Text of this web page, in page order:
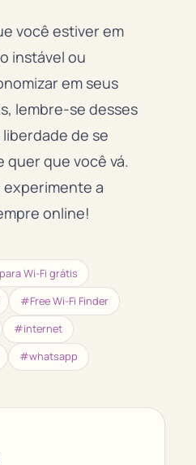
você estiver em
instável ou
em seus
lembre-se desses
de se
que você vá.
experimente a
online!
Wi-Fi grátis
#Free Wi-Fi Finder
#internet
#whatsapp